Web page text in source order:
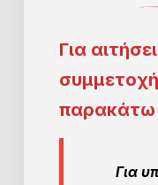
Για
Για